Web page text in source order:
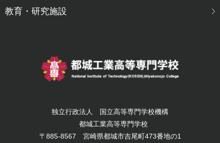
教育・研究施設
独立行政法人 国立高等専門学校機構
都城工業高等専門学校
〒885-8567 宮崎県都城市吉尾町473番地の1